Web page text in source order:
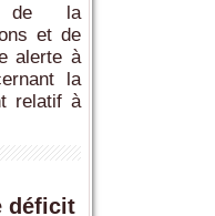
de la
et de
alerte à
la
relatif à
déficit